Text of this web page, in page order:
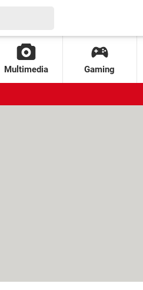
Multimedia Gaming